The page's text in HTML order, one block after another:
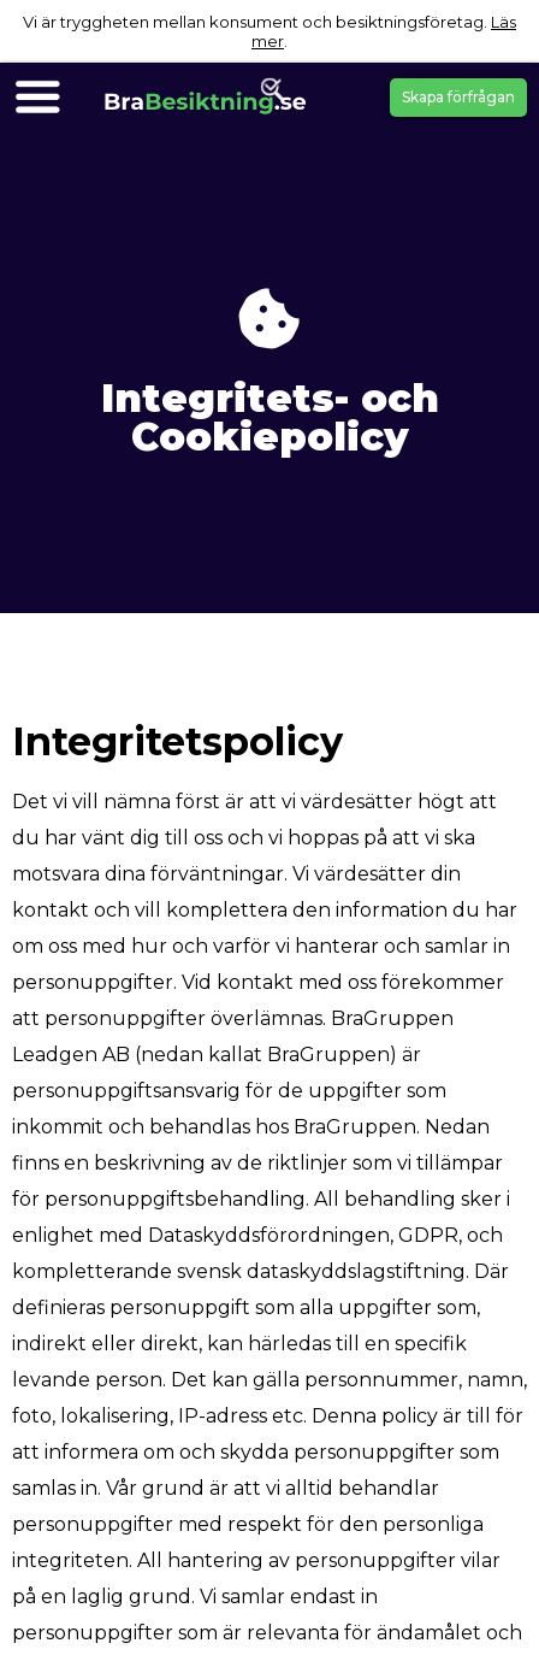
Vi är tryggheten mellan konsument och besiktningsföretag. Läs
mer
Skapa förfrågan
Integritets- och
Cookiepolicy
Integritetspolicy
Det vi vill nämna först är att vi värdesätter högt att
du har vänt dig till oss och vi hoppas på att vi ska
motsvara dina förväntningar. Vi värdesätter din
kontakt och vill komplettera den information du har
om oss med hur och varför vi hanterar och samlar in
personuppgifter. Vid kontakt med oss förekommer
att personuppgifter överlämnas. BraGruppen
Leadgen AB (nedan kallat BraGruppen) är
personuppgiftsansvarig för de uppgifter som
inkommit och behandlas hos BraGruppen. Nedan
finns en beskrivning av de riktlinjer som vi tillämpar
för personuppgiftsbehandling. All behandling sker i
enlighet med Dataskyddsförordningen, GDPR, och
kompletterande svensk dataskyddslagstiftning. Där
definieras personuppgift som alla uppgifter som,
indirekt eller direkt, kan härledas till en specifik
levande person. Det kan gälla personnummer, namn,
foto, lokalisering, IP-adress etc. Denna policy är till för
att informera om och skydda personuppgifter som
samlas in. Vår grund är att vi alltid behandlar
personuppgifter med respekt för den personliga
integriteten. All hantering av personuppgifter vilar
på en laglig grund. Vi samlar endast in
personuppgifter som är relevanta för ändamålet och